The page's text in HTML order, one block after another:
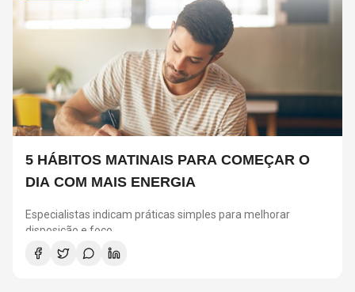
5 HÁBITOS MATINAIS PARA COMEÇAR O
DIA COM MAIS ENERGIA
Especialistas indicam práticas simples para melhorar
disposição e foco